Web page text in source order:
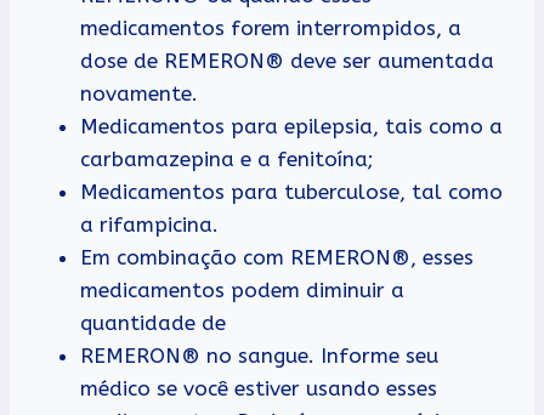
medicamentos forem interrompidos, a
dose de REMERON® deve ser aumentada
novamente.
Medicamentos para epilepsia, tais como a
carbamazepina e a fenitoína;
Medicamentos para tuberculose, tal como
a rifampicina.
Em combinação com REMERON®, esses
medicamentos podem diminuir a
quantidade de
REMERON® no sangue. Informe seu
médico se você estiver usando esses